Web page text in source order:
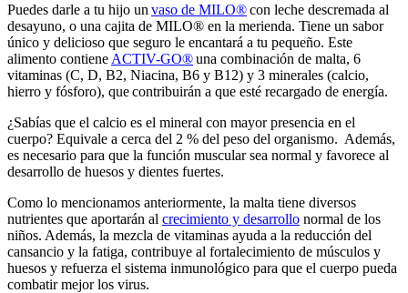
Puedes darle a tu hijo un vaso de MILO®con leche descremada al
desayuno, o una cajita de MILO® en la merienda. Tiene un sabor
único y delicioso que seguro le encantará a tu pequeño. Este
alimento contiene ACTIV-GO®una combinación de malta, 6
vitaminas (C, D, B2, Niacina, B6 y B12) y 3 minerales (calcio,
hierro y fósforo), que contribuirán a que esté recargado de energía.
¿Sabías que el calcio es el mineral con mayor presencia en el
cuerpo? Equivale a cerca del 2 % del peso del organismo. Además,
es necesario para que la función muscular sea normal y favorece al
desarrollo de huesos y dientes fuertes.
Como lo mencionamos anteriormente, la malta tiene diversos
nutrientes que aportarán al crecimiento y desarrollo normal de los
niños. Además, la mezcla de vitaminas ayuda a la reducción del
cansancio y la fatiga, contribuye al fortalecimiento de músculos y
huesos y refuerza el sistema inmunológico para que el cuerpo pueda
combatir mejor los virus.